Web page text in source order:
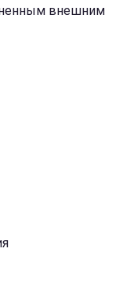
внешним